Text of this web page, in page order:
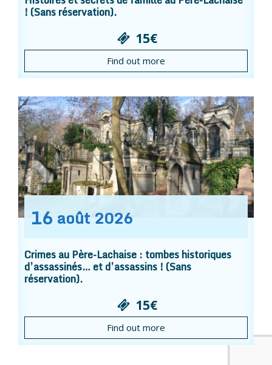
! (Sans réservation).
15€
Find out more
16 août 2026
Crimes au Père-Lachaise : tombes historiques
d’assassinés… et d’assassins ! (Sans
réservation).
15€
Find out more